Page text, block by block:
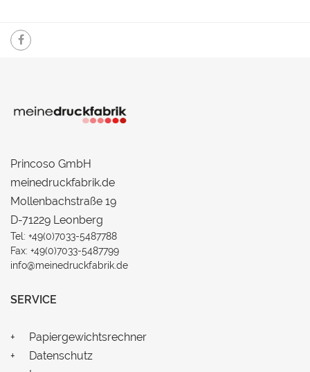
Princoso GmbH
meinedruckfabrik.de
Mollenbachstraße 19
D-71229 Leonberg
Tel: +49(0)7033-5487788
Fax: +49(0)7033-5487799
info@meinedruckfabrik.de
SERVICE
Papiergewichtsrechner
Datenschutz